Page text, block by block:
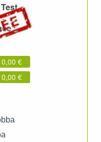
:
€
€